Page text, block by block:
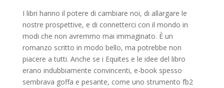
I libri hanno il potere di cambiare noi, di allargare le
nostre prospettive, e di connetterci con il mondo in
modi che non avremmo mai immaginato. È un
romanzo scritto in modo bello, ma potrebbe non
piacere a tutti. Anche se i Equites e le idee del libro
erano indubbiamente convincenti, e-book spesso
sembrava goffa e pesante, come uno strumento fb2